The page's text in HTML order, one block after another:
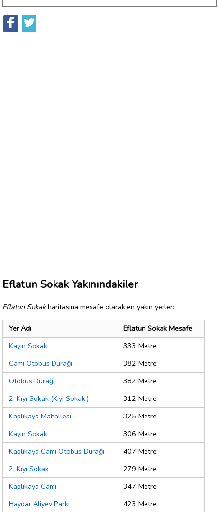
Eflatun Sokak Yakınındakiler
Eflatun Sokakharitasına mesafe olarak en yakın yerler:
Yer Adı
Eflatun Sokak Mesafe
Kayın Sokak
333 Metre
Cami Otobüs Durağı
382 Metre
Otobüs Durağı
382 Metre
2. Kıyı Sokak (Kıyı Sokak.)
312 Metre
Kaplıkaya Mahallesi
325 Metre
Kayın Sokak
306 Metre
Kaplıkaya Cami Otobüs Durağı
407 Metre
2. Kıyı Sokak
279 Metre
Kaplıkaya Cami
347 Metre
Haydar Aliyev Parkı
423 Metre